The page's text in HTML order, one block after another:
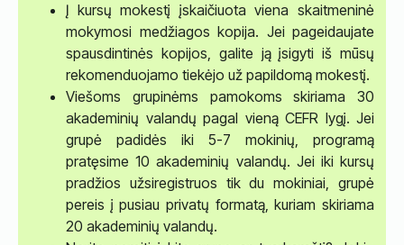
Į kursų mokestį įskaičiuota viena skaitmeninė
mokymosi medžiagos kopija. Jei pageidaujate
spausdintinės kopijos, galite ją įsigyti iš mūsų
rekomenduojamo tiekėjo už papildomą mokestį.
Viešoms grupinėms pamokoms skiriama 30
akademinių valandų pagal vieną CEFR lygį. Jei
grupė padidės iki 5-7 mokinių, programą
pratęsime 10 akademinių valandų. Jei iki kursų
pradžios užsiregistruos tik du mokiniai, grupė
pereis į pusiau privatų formatą, kuriam skiriama
20 akademinių valandų.